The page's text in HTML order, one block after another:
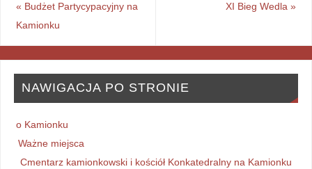
« Budżet Partycypacyjny na
Kamionku
XI Bieg Wedla»
NAWIGACJA PO STRONIE
o Kamionku
Ważne miejsca
Cmentarz kamionkowski i kościół Konkatedralny na Kamionku